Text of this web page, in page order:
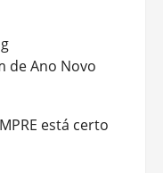
de Ano Novo
está certo